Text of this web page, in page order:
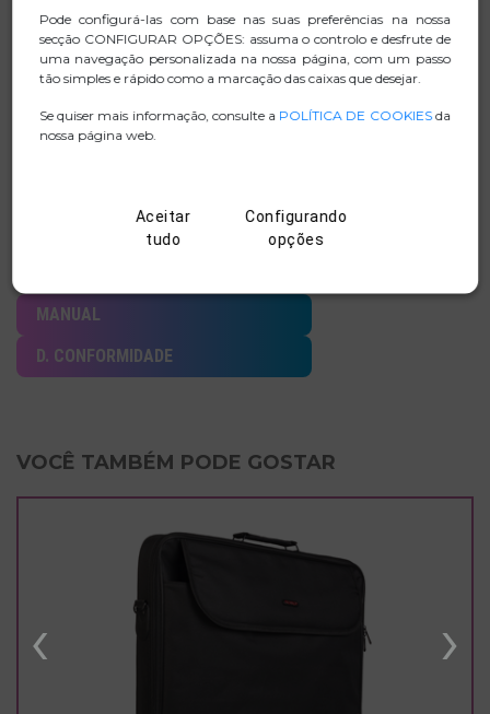
utilizar em casa e em viagem.
Inclui um cabo PD3.0 Type-C para Type-C 60W de 1,5
metros de comprimento para carregamento rápido e
em alumínio.
FICHA TECNICA
MANUAL
D. CONFORMIDADE
VOCÊ TAMBÉM PODE GOSTAR
‹ ›
Pode configurá-las com base nas suas preferências na nossa
secção CONFIGURAR OPÇÕES: assuma o controlo e desfrute de
uma navegação personalizada na nossa página, com um passo
tão simples e rápido como a marcação das caixas que desejar.
Se quiser mais informação, consulte a POLÍTICA DE COOKIESda
nossa página web.
Aceitar
tudo
Configurando
opções